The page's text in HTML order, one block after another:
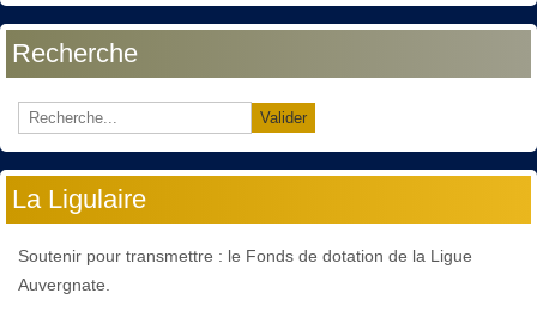
Recherche
Valider
La Ligulaire
Soutenir pour transmettre : le Fonds de dotation de la Ligue
Auvergnate.